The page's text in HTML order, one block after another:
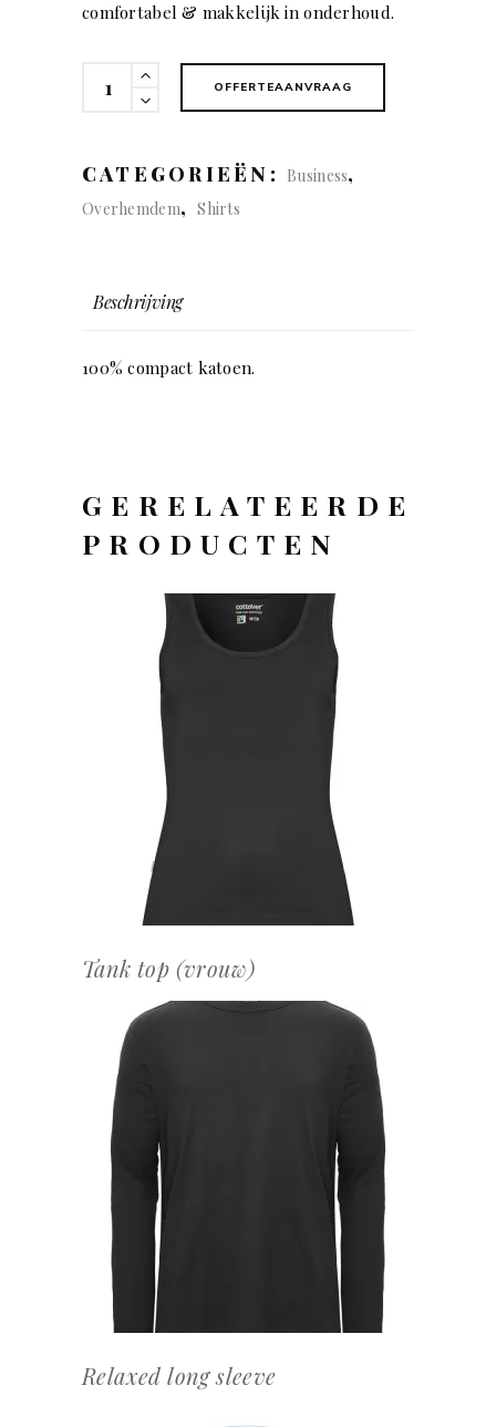
comfortabel & makkelijk in onderhoud.
(man)
OFFERTEAANVRAAG
CATEGORIEËN: Business,
Overhemdem,Shirts
Beschrijving
100% compact katoen.
GERELATEERDE
PRODUCTEN
Tank top (vrouw)
Relaxed long sleeve